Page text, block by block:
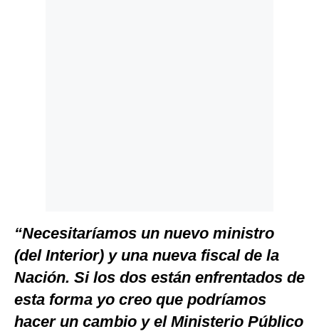
“Necesitaríamos un nuevo ministro
(del Interior) y una nueva fiscal de la
Nación. Si los dos están enfrentados de
esta forma yo creo que podríamos
hacer un cambio y el Ministerio Público